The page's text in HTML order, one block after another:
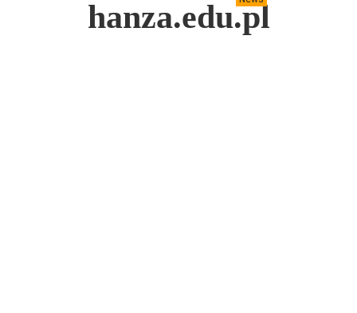
hanza.edu.pl